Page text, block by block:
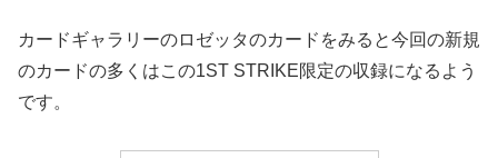
カードギャラリーのロゼッタのカードをみると今回の新規
のカードの多くはこの1ST STRIKE限定の収録になるよう
です。